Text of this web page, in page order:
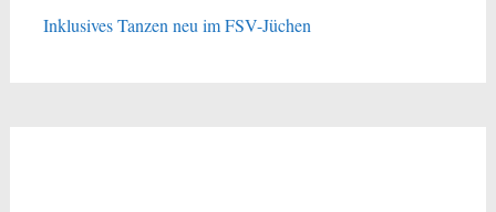
Inklusives Tanzen neu im FSV-Jüchen